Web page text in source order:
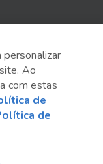
personalizar
Ao
com estas
de
de